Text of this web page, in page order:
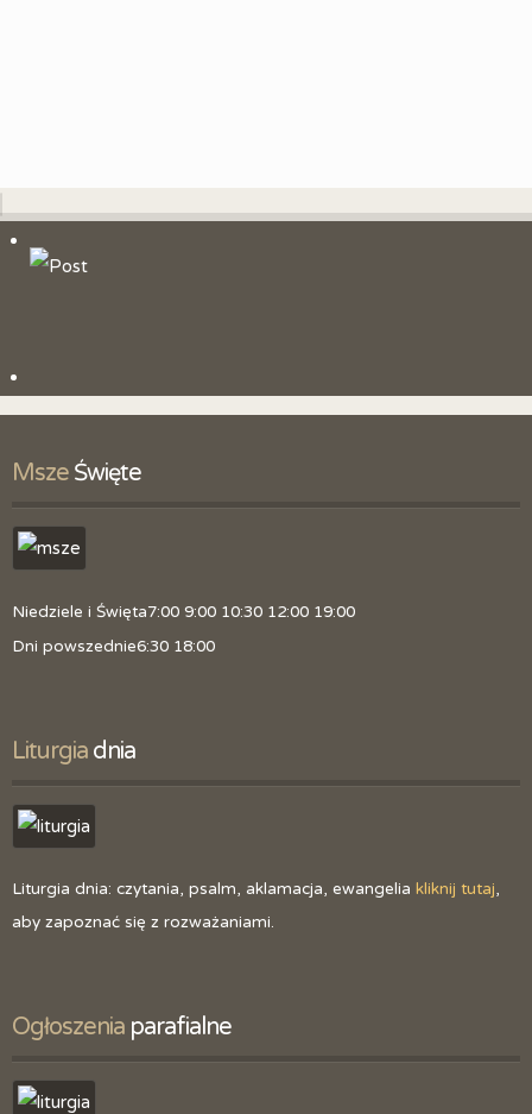
Msze Święte
Niedziele i Święta7:00 9:00 10:30 12:00 19:00
Dni powszednie6:30 18:00
Liturgia dnia
Liturgia dnia: czytania, psalm, aklamacja, ewangelia kliknij tutaj,
aby zapoznać się z rozważaniami.
Ogłoszenia parafialne